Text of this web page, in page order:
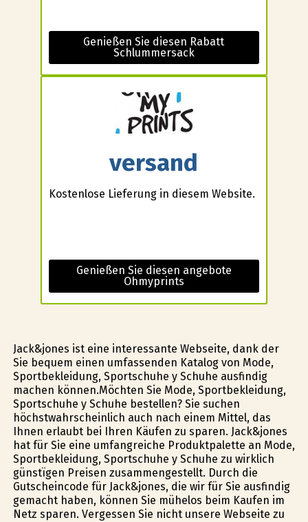
Genießen Sie diesen Rabatt
Schlummersack
versand
Kostenlose Lieferung in diesem Website.
Genießen Sie diesen angebote
Ohmyprints
Jack&jones ist eine interessante Webseite, dank der
Sie bequem einen umfassenden Katalog von Mode,
Sportbekleidung, Sportschuhe y Schuhe ausfindig
machen können.Möchten Sie Mode, Sportbekleidung,
Sportschuhe y Schuhe bestellen? Sie suchen
höchstwahrscheinlich auch nach einem Mittel, das
Ihnen erlaubt bei Ihren Käufen zu sparen. Jack&jones
hat für Sie eine umfangreiche Produktpalette an Mode,
Sportbekleidung, Sportschuhe y Schuhe zu wirklich
günstïgen Preisen zusammengestellt. Durch die
Gutscheincode für Jack&jones, die wir für Sie ausfindig
gemacht haben, können Sie mühelos beim Kaufen im
Netz sparen. Vergessen Sie nicht unsere Webseite zu